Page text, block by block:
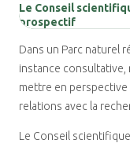
Le Conseil
prospectif
Dans un Parc naturel
instance consultative,
mettre en perspective
relations avec la
Le Conseil